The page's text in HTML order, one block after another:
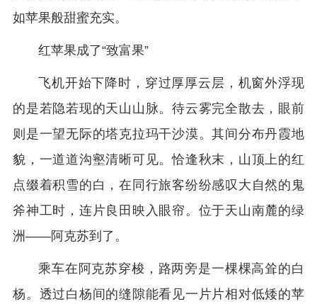
如苹果般甜蜜充实。
红苹果成了“致富果”
飞机开始下降时，穿过厚厚云层，机窗外浮现
的是若隐若现的天山山脉。待云雾完全散去，眼前
则是一望无际的塔克拉玛干沙漠。其间分布丹霞地
貌，一道道沟壑清晰可见。恰逢秋末，山顶上的红
点缀着积雪的白，在同行旅客纷纷感叹大自然的鬼
斧神工时，连片良田映入眼帘。位于天山南麓的绿
洲——阿克苏到了。
乘车在阿克苏穿梭，路两旁是一棵棵高耸的白
杨。透过白杨间的缝隙能看见一片片相对低矮的苹